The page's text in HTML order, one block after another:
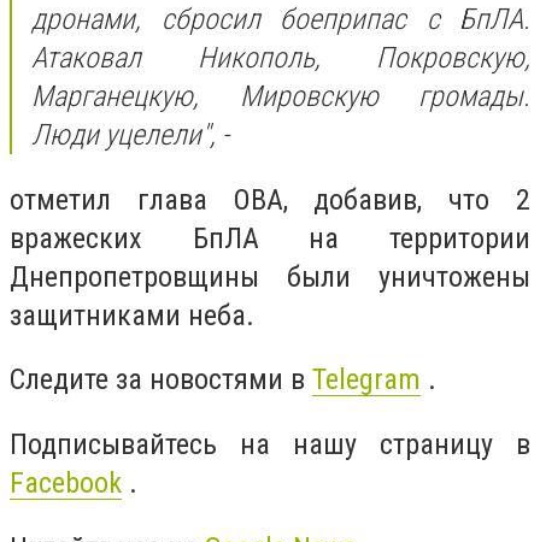
дронами, сбросил боеприпас с БпЛА.
Атаковал Никополь, Покровскую,
Марганецкую, Мировскую громады.
Люди уцелели", -
отметил глава ОВА, добавив, что 2
вражеских БпЛА на территории
Днепропетровщины были уничтожены
защитниками неба.
Следите за новостями в Telegram .
Подписывайтесь на нашу страницу в
Facebook .